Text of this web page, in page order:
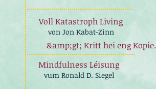
&amp;gt; Kritt hei eng Kopie.
Voll Katastroph Living
von Jon Kabat-Zinn
Mindfulness Léisung
vum Ronald D. Siegel